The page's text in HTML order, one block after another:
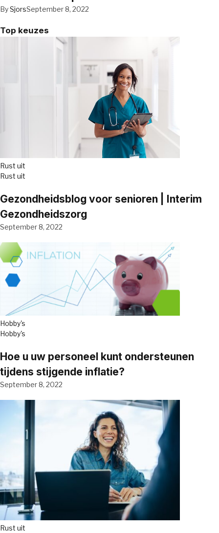
BySjorsSeptember 8, 2022
Top keuzes
Rust uit
Rust uit
Gezondheidsblog voor senioren | Interim
Gezondheidszorg
September 8, 2022
Hobby's
Hobby's
Hoe u uw personeel kunt ondersteunen
tijdens stijgende inflatie?
September 8, 2022
Rust uit